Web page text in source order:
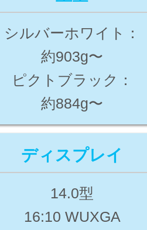
シルバーホワイト：
約903g〜
ピクトブラック：
約884g〜
ディスプレイ
14.0型
16:10 WUXGA